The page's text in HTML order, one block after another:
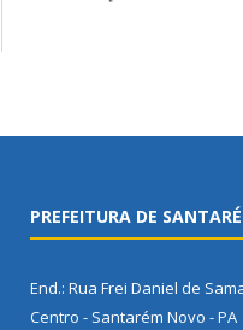
PREFEITURA DE
End.: Rua Frei Daniel de
Centro - Santarém Novo - PA